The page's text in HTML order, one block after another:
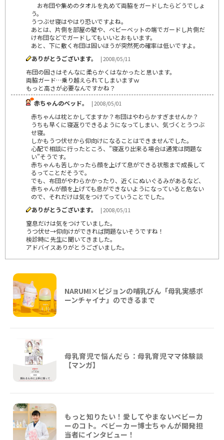
お布団や集めのタオルを丸めて両脇をガードしたらどうでしょ
う。
うつぶせ寝はやはり恐いですよね。
あとは、片側を部屋の壁や、ベビーベットの端でガードし片側だ
け布団などでガードしてもいいとおもいます。
あと、下に敷く布団は固いほうが突然死の確率は低いですよ。
ありがとうございます。
| 2008/05/11
布団の固さはそんなに柔らかくはなかったと思います。
両脇ガード…乗り越えられてしまいますｗ
もっと高さが必要なんですかね？
赤ちゃんのベッド。
| 2008/05/01
赤ちゃんは枕とかしてますか？布団はやわらかすぎませんか？
うちも早くに寝返りできるようになってしまい、気づくとうつぶ
せ寝。
しかもうつ伏せから仰向けになることはできませんでした。
心配で相談に行ったところ、”寝返り出来る場合は通常は問題な
い”そうです。
赤ちゃんも苦しかったら顔を上げて息ができる状態まで成長して
るってことだそうで。
でも、布団がやわらかかったり、近くにぬいぐるみがあるなど、
赤ちゃんが顔を上げても息ができないようになっていると危ない
ので、それだけは気をつけてっていうことでした。
ありがとうございます。
| 2008/05/11
窒息だけは気をつけていました。
うつ伏せ→仰向けができれば問題ないそうですね！
検診時に先生に聞いてきました。
アドバイスありがとうございました。
NARUMI×ピジョンの哺乳びん「母乳実感ボ
ーンチャイナ」のできるまで
母乳育児で悩んだら：母乳育児ママ体験談
【マンガ】
もっと知りたい！愛してやまないベビーカ
ーのコト。ベビーカー博士ちゃんが開発担
当者にインタビュー！